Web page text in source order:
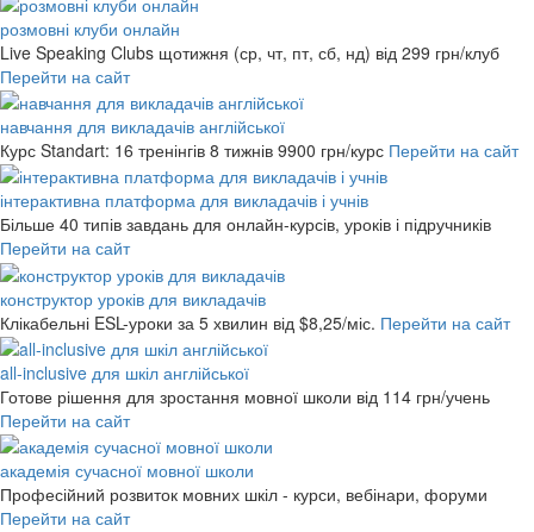
розмовні клуби онлайн
Live Speaking Clubs щотижня (ср, чт, пт, сб, нд) від 299 грн/клуб
Перейти на сайт
навчання для викладачів англійської
Курс Standart: 16 тренінгів 8 тижнів 9900 грн/курс Перейти на сайт
інтерактивна платформа для викладачів і учнів
Більше 40 типів завдань для онлайн-курсів, уроків і підручників
Перейти на сайт
конструктор уроків для викладачів
Клікабельні ESL-уроки за 5 хвилин від $8,25/міс. Перейти на сайт
all-inclusive для шкіл англійської
Готове рішення для зростання мовної школи від 114 грн/учень
Перейти на сайт
академія сучасної мовної школи
Професійний розвиток мовних шкіл - курси, вебінари, форуми
Перейти на сайт